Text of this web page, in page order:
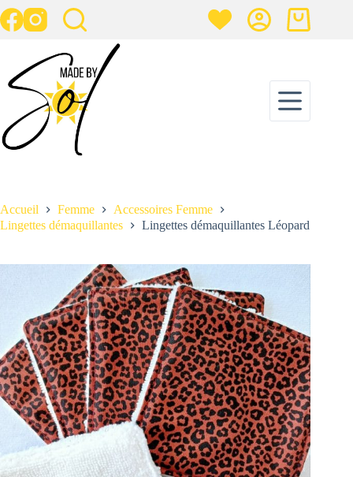
Passer
au
contenu
15,00 € 1 en stock
Ajouter au panier
Panier
Accueil Femme
Accessoires Femme
Lingettes démaquillantes
Lingettes démaquillantes Léopard